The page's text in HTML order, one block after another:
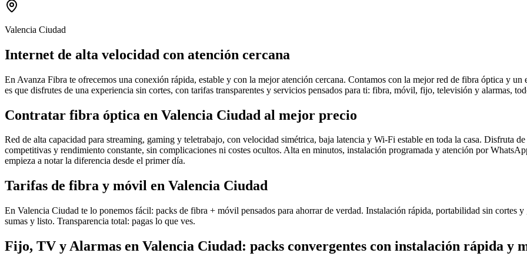
Valencia Ciudad
Internet de alta velocidad con atención cercana
En Avanza Fibra te ofrecemos una conexión rápida, estable y con la mejor atención cercana. Contamos con la mejor red de fibra óptica y
es que disfrutes de una experiencia sin cortes, con tarifas transparentes y servicios pensados para ti: fibra, móvil, fijo, televisión y alarmas,
Contratar fibra óptica en Valencia Ciudad al mejor precio
Red de alta capacidad para streaming, gaming y teletrabajo, con velocidad simétrica, baja latencia y Wi-Fi estable en toda la casa. Disfruta
competitivas y rendimiento constante, sin complicaciones ni costes ocultos. Alta en minutos, instalación programada y atención por
empieza a notar la diferencia desde el primer día.
Tarifas de fibra y móvil en Valencia Ciudad
En Valencia Ciudad te lo ponemos fácil: packs de fibra + móvil pensados para ahorrar de verdad. Instalación rápida, portabilidad sin cortes
sumas y listo. Transparencia total: pagas lo que ves.
Fijo, TV y Alarmas en Valencia Ciudad: packs convergentes con instalación rápida y